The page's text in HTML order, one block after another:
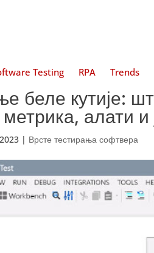
Testing RPA Trends
беле кутије:
алати и
| Врсте тестирања софтвера